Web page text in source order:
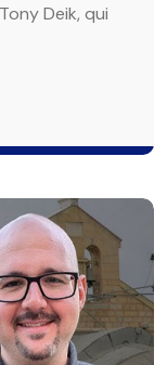
Deik, qui